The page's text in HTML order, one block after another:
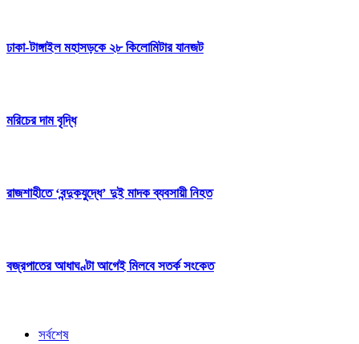
ঢাকা-টাঙ্গাইল মহাসড়কে ২৮ কিলোমিটার যানজট
মরিচের দাম বৃদ্ধি
রাজশাহীতে ‘বন্দুকযুদ্ধে’ দুই মাদক ব্যবসায়ী নিহত
বজ্রপাতের আধাঘণ্টা আগেই মিলবে সতর্ক সংকেত
সর্বশেষ